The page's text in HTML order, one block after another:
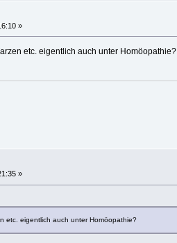
»
etc. eigentlich auch unter Homöopathie?
»
etc. eigentlich auch unter Homöopathie?